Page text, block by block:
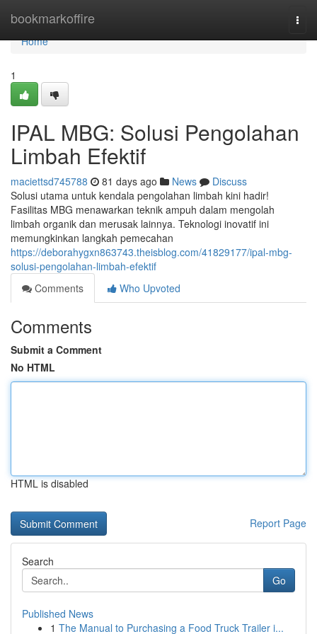
bookmarkoffire
Home
Home
1
IPAL MBG: Solusi Pengolahan
Limbah Efektif
maciettsd745788 81 days ago News
Discuss
Solusi utama untuk kendala pengolahan limbah kini hadir!
Fasilitas MBG menawarkan teknik ampuh dalam mengolah
limbah organik dan merusak lainnya. Teknologi inovatif ini
memungkinkan langkah pemecahan
https://deborahygxn863743.theisblog.com/41829177/ipal-mbg-
solusi-pengolahan-limbah-efektif
Comments
Who Upvoted
Comments
Submit a Comment
No HTML
HTML is disabled
Report Page
Search
Go
Published News
1 The Manual to Purchasing a Food Truck Trailer i...